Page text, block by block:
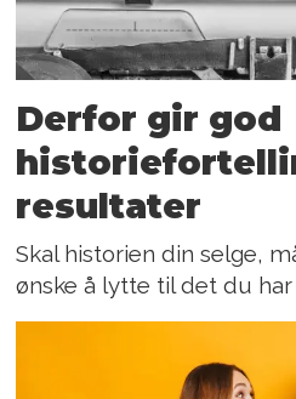
Derfor gir god
resultater
Skal historien din selge,
ønske å lytte til det du har